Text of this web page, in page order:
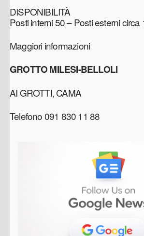
DISPONIBILITÀ
Posti interni 50 – Posti esterni circa
Maggiori informazioni
GROTTO MILESI-BELLOLI
AI GROTTI, CAMA
Telefono 091 830 11 88